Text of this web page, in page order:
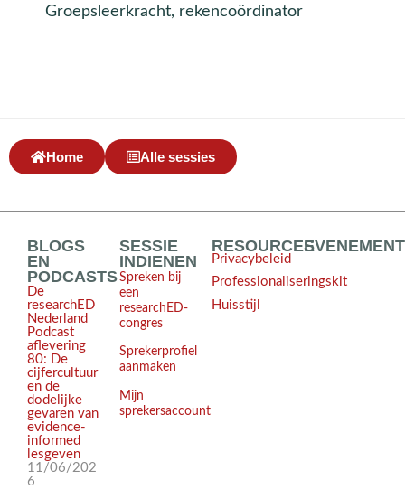
Groepsleerkracht, rekencoördinator
Home Alle sessies
BLOGS
EN
PODCASTS
De
researchED
Nederland
Podcast
aflevering
80: De
cijfercultuur
en de
dodelijke
gevaren van
evidence-
informed
lesgeven
11/06/202
6
SESSIE
INDIENEN
Spreken bij
een
researchED-
congres
Sprekerprofiel
aanmaken
Mijn
sprekersaccount
RESOURCES
Privacybeleid
Professionaliseringskit
Huisstijl